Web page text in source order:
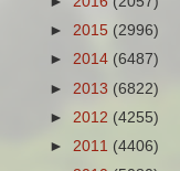
► 2015 (2996)
► 2014 (6487)
► 2013 (6822)
► 2012 (4255)
► 2011 (4406)